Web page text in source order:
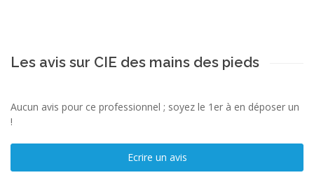
Les avis sur CIE des mains des pieds
Aucun avis pour ce professionnel ; soyez le 1er à en déposer un
!
Ecrire un avis